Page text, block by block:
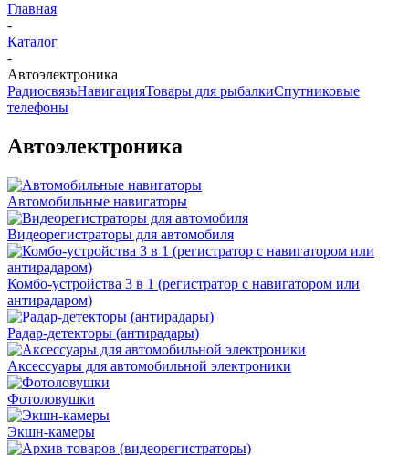
Главная
-
Каталог
-
Автоэлектроника
РадиосвязьНавигацияТовары для рыбалкиСпутниковые
телефоны
Автоэлектроника
Автомобильные навигаторы
Видеорегистраторы для автомобиля
Комбо-устройства 3 в 1 (регистратор с навигатором или
антирадаром)
Радар-детекторы (антирадары)
Аксессуары для автомобильной электроники
Фотоловушки
Экшн-камеры